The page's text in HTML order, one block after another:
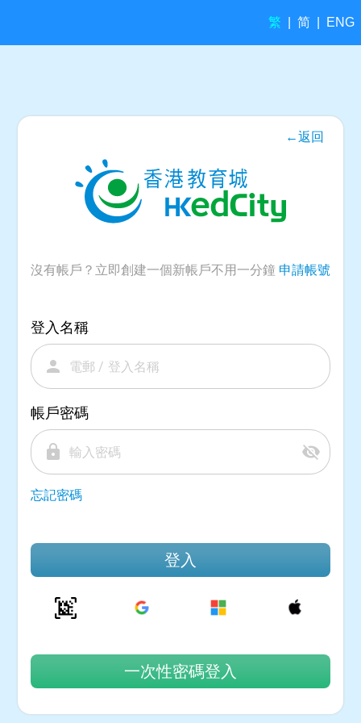
繁 简 ENG
←返回
沒有帳戶？立即創建一個新帳戶不用一分鐘 申請帳號
登入名稱
person
帳戶密碼
lock visibility_off
忘記密碼